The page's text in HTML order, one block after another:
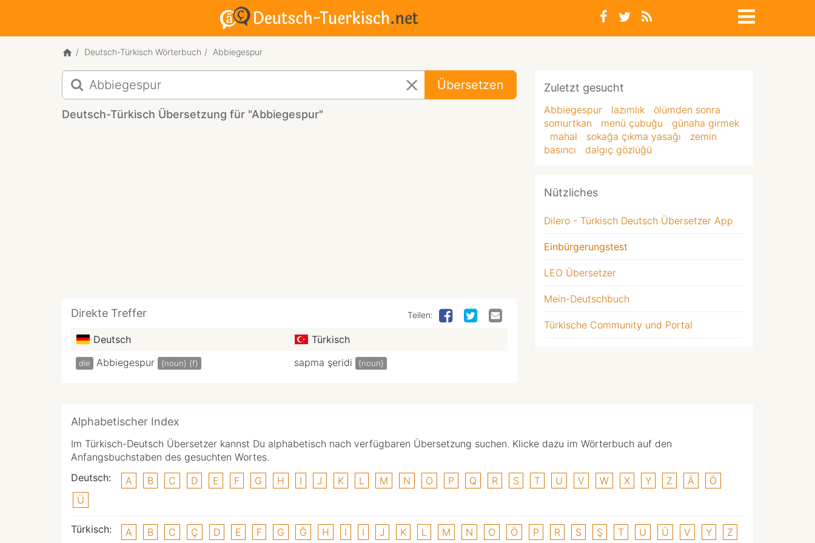
Deutsch-Türkisch Wörterbuch Abbiegespur
Deutsch-
Türkisch
Übersetzung
für
Übersetzen
Deutsch-Türkisch Übersetzung für "Abbiegespur"
Direkte Treffer Teilen:
Deutsch Türkisch
die Abbiegespur {noun} {f} sapma şeridi {noun}
Zuletzt gesucht
Abbiegespur lazımlık
ölümden sonra
somurtkan
menü çubuğu
günaha girmek
mahal
sokağa çıkma yasağı
zemin
basıncı
dalgıç gözlüğü
Nützliches
Dilero - Türkisch Deutsch Übersetzer App
Einbürgerungstest
LEO Übersetzer
Mein-Deutschbuch
Türkische Community und Portal
Alphabetischer Index
Im Türkisch-Deutsch Übersetzer kannst Du alphabetisch nach verfügbaren Übersetzung suchen. Klicke dazu im Wörterbuch auf den
Anfangsbuchstaben des gesuchten Wortes.
Deutsch:
A B C D E F G H I J K L M N O P Q R S T U V W X Y Z Ä
Ö
Ü
Türkisch: A B C Ç D E F G Ğ H I I J K L M N O Ö P R S Ş T U Ü V Y Z